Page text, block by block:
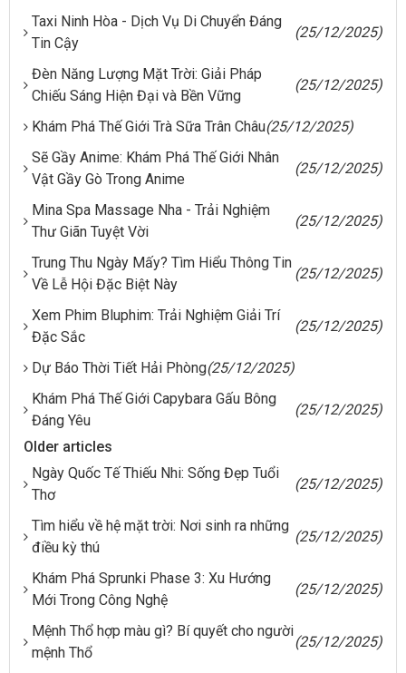
Taxi Ninh Hòa - Dịch Vụ Di Chuyển Đáng
Tin Cậy
(25/12/2025)
Đèn Năng Lượng Mặt Trời: Giải Pháp
Chiếu Sáng Hiện Đại và Bền Vững
(25/12/2025)
Khám Phá Thế Giới Trà Sữa Trân Châu(25/12/2025)
Sẽ Gầy Anime: Khám Phá Thế Giới Nhân
Vật Gầy Gò Trong Anime
(25/12/2025)
Mina Spa Massage Nha - Trải Nghiệm
Thư Giãn Tuyệt Vời
(25/12/2025)
Trung Thu Ngày Mấy? Tìm Hiểu Thông Tin
Về Lễ Hội Đặc Biệt Này
(25/12/2025)
Xem Phim Bluphim: Trải Nghiệm Giải Trí
Đặc Sắc
(25/12/2025)
Dự Báo Thời Tiết Hải Phòng(25/12/2025)
Khám Phá Thế Giới Capybara Gấu Bông
Đáng Yêu
(25/12/2025)
Older articles
Ngày Quốc Tế Thiếu Nhi: Sống Đẹp Tuổi
Thơ
(25/12/2025)
Tìm hiểu về hệ mặt trời: Nơi sinh ra những
điều kỳ thú
(25/12/2025)
Khám Phá Sprunki Phase 3: Xu Hướng
Mới Trong Công Nghệ
(25/12/2025)
Mệnh Thổ hợp màu gì? Bí quyết cho người
mệnh Thổ
(25/12/2025)